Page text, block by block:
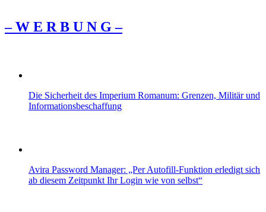
– W Ε R Β U Ν G –
Die Sicherheit des Imperium Romanum: Grenzen, Militär und
Informationsbeschaffung
Avira Password Manager: „Per Autofill-Funktion erledigt sich
ab diesem Zeitpunkt Ihr Login wie von selbst“